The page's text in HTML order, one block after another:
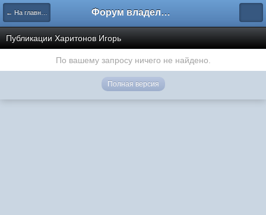
← На главную Форум владельцев интернет-магазинов
Публикации Харитонов Игорь
По вашему запросу ничего не найдено.
Полная версия